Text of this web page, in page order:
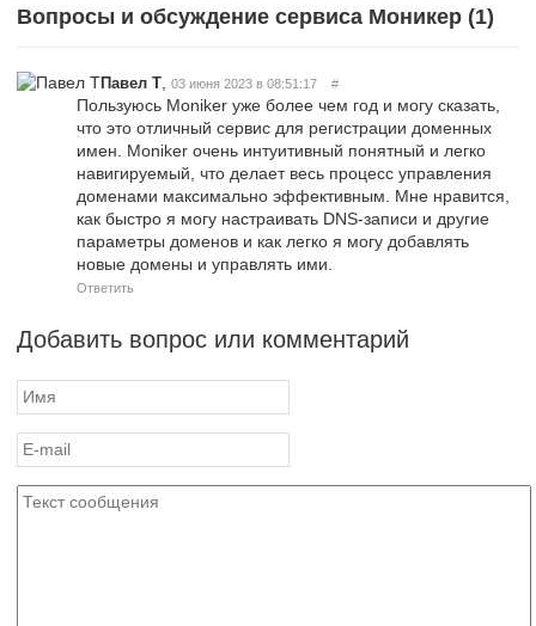
Вопросы и обсуждение сервиса Моникер (1)
Павел Т 03 июня 2023 в 08:51:17 #
Пользуюсь Moniker уже более чем год и могу сказать,
что это отличный сервис для регистрации доменных
имен. Moniker очень интуитивный понятный и легко
навигируемый, что делает весь процесс управления
доменами максимально эффективным. Мне нравится,
как быстро я могу настраивать DNS-записи и другие
параметры доменов и как легко я могу добавлять
новые домены и управлять ими.
Ответить
Добавить вопрос или комментарий